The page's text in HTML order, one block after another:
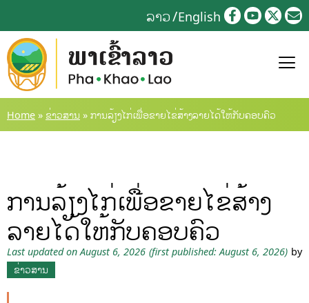
to
content
ລາວ English
Home » ຂ່າວສານ » ການລ້ຽງໄກ່ເພື່ອຂາຍໄຂ່ສ້າງລາຍໄດ້ໃຫ້ກັບຄອບຄົວ
ການລ້ຽງໄກ່ເພື່ອຂາຍໄຂ່ສ້າງ
ລາຍໄດ້ໃຫ້ກັບຄອບຄົວ
Last updated on August 6, 2026 (first published: August 6, 2026) by
ຂ່າວສານ